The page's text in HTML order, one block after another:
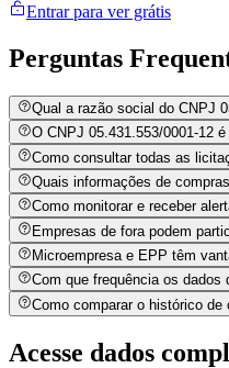
Entrar para ver grátis
Perguntas
Qual a razão social do CNPJ
O CNPJ 05.431.553/0001-12
Como consultar todas as
Quais informações de
Como monitorar e receber
Empresas de fora podem
Microempresa e EPP têm
Com que frequência os
Como comparar o histórico
Acesse dados